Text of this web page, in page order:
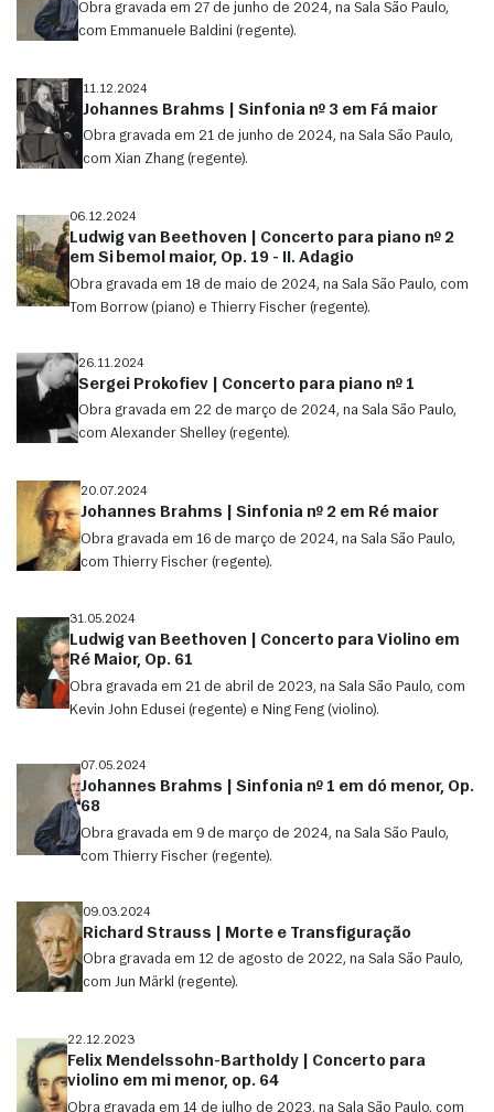
Obra gravada em 27 de junho de 2024, na Sala São Paulo,
com Emmanuele Baldini (regente).
11.12.2024
Johannes Brahms | Sinfonia nº 3 em Fá maior
Obra gravada em 21 de junho de 2024, na Sala São Paulo,
com Xian Zhang (regente).
06.12.2024
Ludwig van Beethoven | Concerto para piano nº 2
em Si bemol maior, Op. 19 - II. Adagio
Obra gravada em 18 de maio de 2024, na Sala São Paulo, com
Tom Borrow (piano) e Thierry Fischer (regente).
26.11.2024
Sergei Prokofiev | Concerto para piano nº 1
Obra gravada em 22 de março de 2024, na Sala São Paulo,
com Alexander Shelley (regente).
20.07.2024
Johannes Brahms | Sinfonia nº 2 em Ré maior
Obra gravada em 16 de março de 2024, na Sala São Paulo,
com Thierry Fischer (regente).
31.05.2024
Ludwig van Beethoven | Concerto para Violino em
Ré Maior, Op. 61
Obra gravada em 21 de abril de 2023, na Sala São Paulo, com
Kevin John Edusei (regente) e Ning Feng (violino).
07.05.2024
Johannes Brahms | Sinfonia nº 1 em dó menor, Op.
68
Obra gravada em 9 de março de 2024, na Sala São Paulo,
com Thierry Fischer (regente).
09.03.2024
Richard Strauss | Morte e Transfiguração
Obra gravada em 12 de agosto de 2022, na Sala São Paulo,
com Jun Märkl (regente).
22.12.2023
Felix Mendelssohn-Bartholdy | Concerto para
violino em mi menor, op. 64
Obra gravada em 14 de julho de 2023, na Sala São Paulo, com